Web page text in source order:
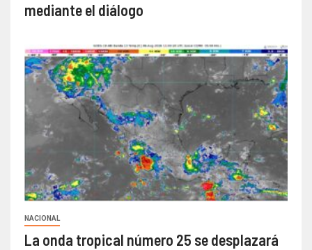
mediante el diálogo
NACIONAL
La onda tropical número 25 se desplazará